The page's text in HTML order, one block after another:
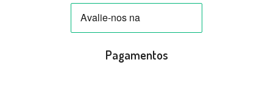
Pagamentos